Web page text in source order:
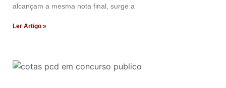
alcançam a mesma nota final, surge a
Ler Artigo »